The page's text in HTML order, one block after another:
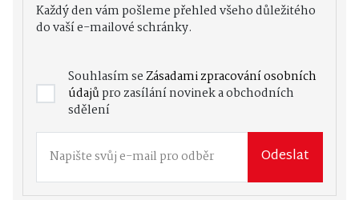
Každý den vám pošleme přehled všeho důležitého
do vaší e-mailové schránky.
Souhlasím seZásadami zpracování osobních
údajůpro zasílání novinek a obchodních
sdělení
Odeslat